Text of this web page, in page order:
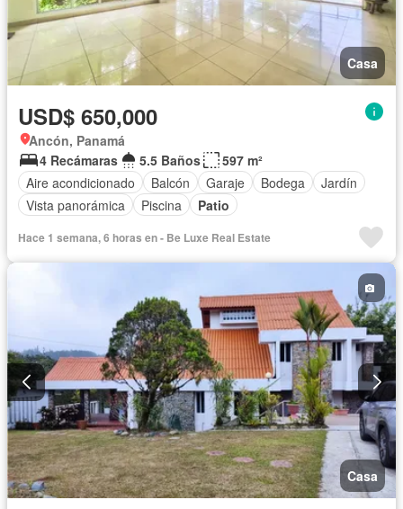
Casa
USD$ 650,000
Ancón, Panamá
4 Recámaras
5.5 Baños
597 m²
Aire acondicionado
Balcón Garaje Bodega
Jardín
Vista panorámica
Piscina Patio
Hace 1 semana, 6 horas en - Be Luxe Real Estate
Casa